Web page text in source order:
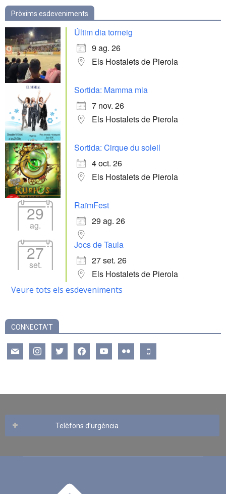
Pròxims esdeveniments
Últim dia torneig
9 ag. 26
Els Hostalets de Pierola
Sortida: Mamma mia
7 nov. 26
Els Hostalets de Pierola
Sortida: Cirque du soleil
4 oct. 26
Els Hostalets de Pierola
29
ag.
RaïmFest
29 ag. 26
27
set.
Jocs de Taula
27 set. 26
Els Hostalets de Pierola
Veure tots els esdeveniments
CONNECTA’T
mail instagramtwitter facebookyoutube flickr mobile
Telèfons d’urgència